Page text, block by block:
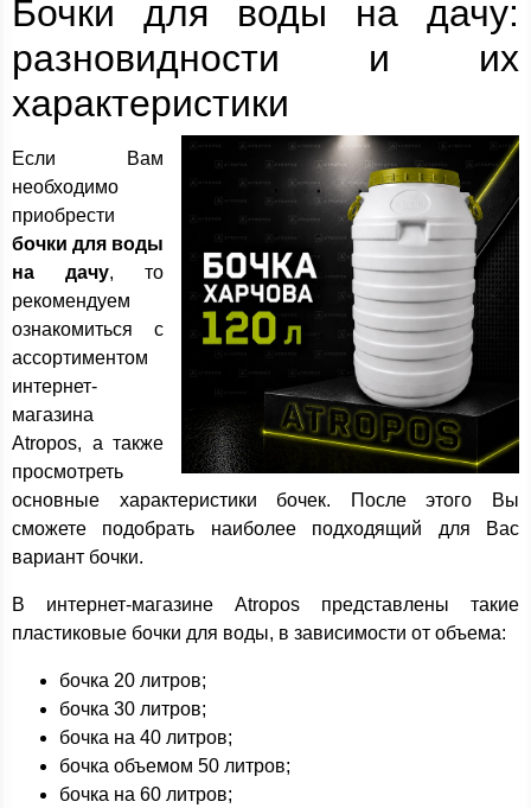
Бочки для воды на дачу:
разновидности и их
характеристики
Если Вам
необходимо
приобрести
бочки для воды
на дачу, то
рекомендуем
ознакомиться с
ассортиментом
интернет-
магазина
Atropos, а также
просмотреть
основные характеристики бочек. После этого Вы
сможете подобрать наиболее подходящий для Вас
вариант бочки.
В интернет-магазине Atropos представлены такие
пластиковые бочки для воды, в зависимости от объема:
бочка 20 литров;
бочка 30 литров;
бочка на 40 литров;
бочка объемом 50 литров;
бочка на 60 литров;